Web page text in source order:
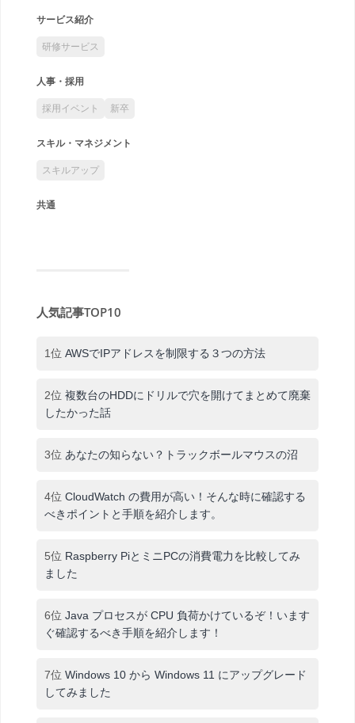
サービス紹介
研修サービス
人事・採用
採用イベント 新卒
スキル・マネジメント
スキルアップ
共通
人気記事TOP10
1位 AWSでIPアドレスを制限する３つの方法
2位 複数台のHDDにドリルで穴を開けてまとめて廃棄
したかった話
3位 あなたの知らない？トラックボールマウスの沼
4位 CloudWatch の費用が高い！そんな時に確認する
べきポイントと手順を紹介します。
5位 Raspberry PiとミニPCの消費電力を比較してみ
ました
6位 Java プロセスが CPU 負荷かけているぞ！います
ぐ確認するべき手順を紹介します！
7位 Windows 10 から Windows 11 にアップグレード
してみました